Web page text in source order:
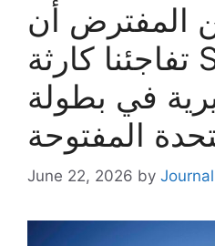
المفترض أن
تفاجئنا كارثة Shinnecock
في بطولة
المفتوحة
June 22, 2026 by